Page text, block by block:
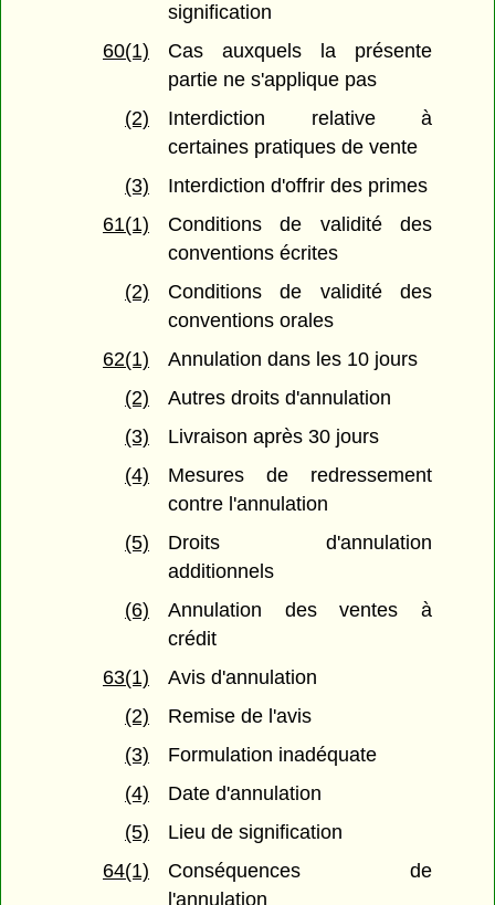
signification
60(1)
Cas auxquels la présente
partie ne s'applique pas
(2)
Interdiction relative à
certaines pratiques de vente
(3)
Interdiction d'offrir des primes
61(1)
Conditions de validité des
conventions écrites
(2)
Conditions de validité des
conventions orales
62(1)
Annulation dans les 10 jours
(2)
Autres droits d'annulation
(3)
Livraison après 30 jours
(4)
Mesures de redressement
contre l'annulation
(5)
Droits d'annulation
additionnels
(6)
Annulation des ventes à
crédit
63(1)
Avis d'annulation
(2)
Remise de l'avis
(3)
Formulation inadéquate
(4)
Date d'annulation
(5)
Lieu de signification
64(1)
Conséquences de
l'annulation